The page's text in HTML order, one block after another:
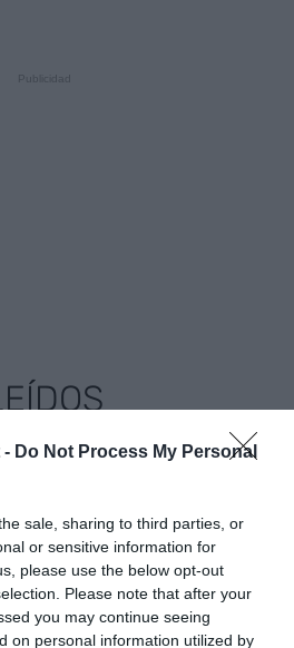
- Do Not Process My Personal
sale, sharing to third parties, or
or sensitive information for
please use the below opt-out
Please note that after your
you may continue seeing
on personal information utilized by